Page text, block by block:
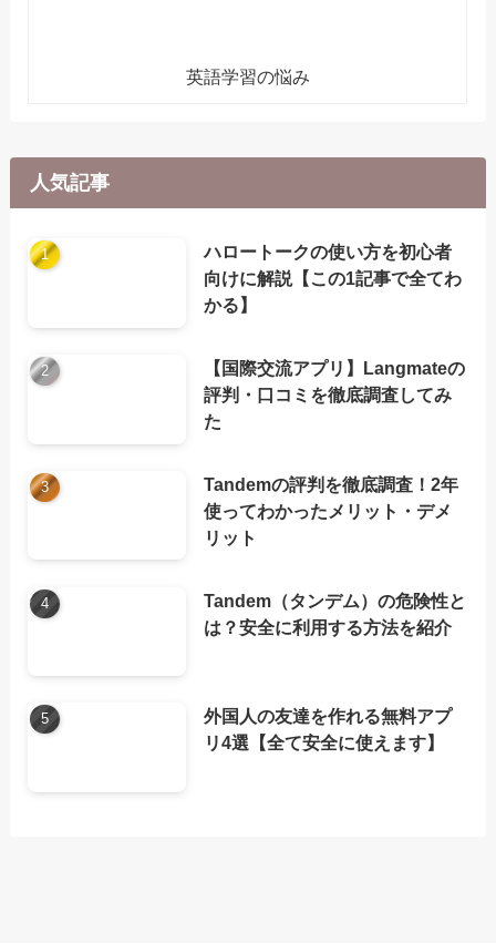
英語学習の悩み
人気記事
ハロートークの使い方を初心者
向けに解説【この1記事で全てわ
かる】
【国際交流アプリ】Langmateの
評判・口コミを徹底調査してみ
た
Tandemの評判を徹底調査！2年
使ってわかったメリット・デメ
リット
Tandem（タンデム）の危険性と
は？安全に利用する方法を紹介
外国人の友達を作れる無料アプ
リ4選【全て安全に使えます】